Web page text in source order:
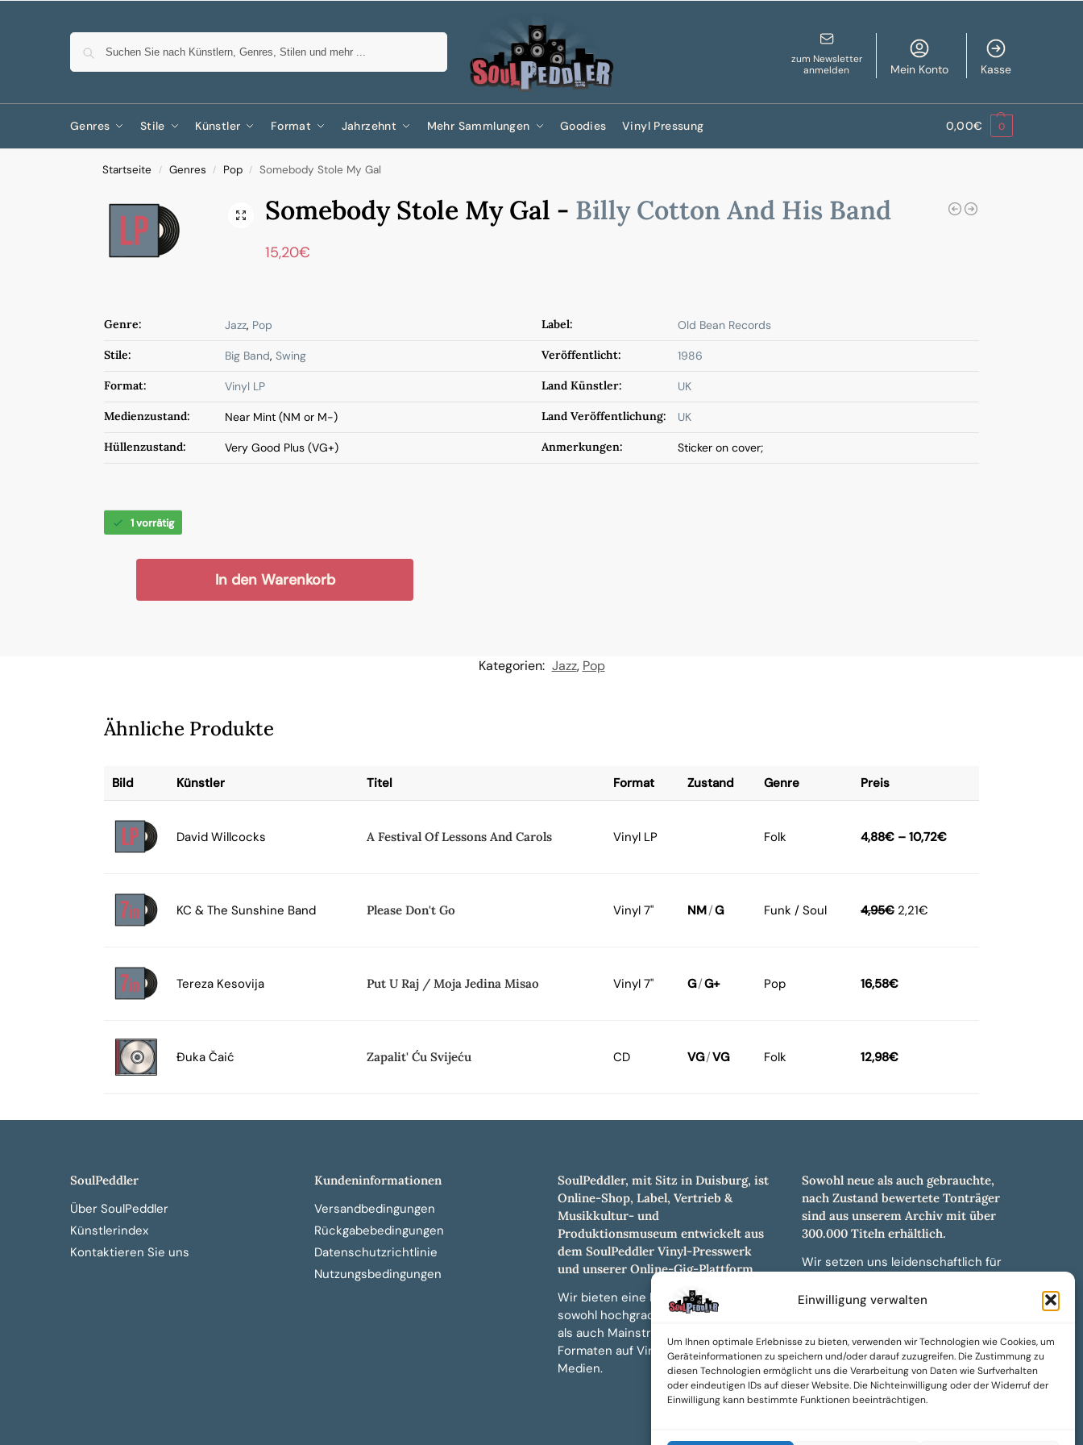
Einwilligung verwalten
Um Ihnen optimale Erlebnisse zu bieten, verwenden wir Technologien wie Cookies, um
Geräteinformationen zu speichern und/oder darauf zuzugreifen. Die Zustimmung zu
diesen Technologien ermöglicht uns die Verarbeitung von Daten wie Surfverhalten
oder eindeutigen IDs auf dieser Website. Die Nichteinwilligung oder der Widerruf der
Einwilligung kann bestimmte Funktionen beeinträchtigen.
zum Newsletter
anmelden
Mein Konto Kasse
Genres Stile Künstler Format Jahrzehnt Mehr Sammlungen Goodies Vinyl Pressung 0,00€ 0
Startseite / Genres / Pop / Somebody Stole My Gal
Somebody Stole My Gal - Billy Cotton And His Band
15,20€
Genre: Jazz, Pop
Stile: Big Band, Swing
Format: Vinyl LP
Medienzustand: Near Mint (NM or M-)
Hüllenzustand: Very Good Plus (VG+)
Label: Old Bean Records
Veröffentlicht: 1986
Land Künstler: UK
Land Veröffentlichung: UK
Anmerkungen: Sticker on cover;
1 vorrätig
In den Warenkorb
Kategorien: Jazz, Pop
Ähnliche Produkte
Bild Künstler Titel Format Zustand Genre Preis
David Willcocks A Festival Of Lessons And Carols Vinyl LP Folk 4,88€ – 10,72€
KC & The Sunshine Band Please Don't Go Vinyl 7" NM/G Funk / Soul 4,95€ 2,21€
Tereza Kesovija Put U Raj / Moja Jedina Misao Vinyl 7" G/G+ Pop 16,58€
Đuka Čaić Zapalit' Ću Svijeću CD VG/VG Folk 12,98€
SoulPeddler
Über SoulPeddler
Künstlerindex
Kontaktieren Sie uns
Kundeninformationen
Versandbedingungen
Rückgabebedingungen
Datenschutzrichtlinie
Nutzungsbedingungen
SoulPeddler, mit Sitz in Duisburg, ist
Online-Shop, Label, Vertrieb &
Musikkultur- und
Produktionsmuseum entwickelt aus
dem SoulPeddler Vinyl-Presswerk
und unserer Online-Gig-Plattform.
Wir bieten eine breite Auswahl an
sowohl hochgradig sammelwürdigen
als auch Mainstream-Titeln und -
Formaten auf Vinyl, CD und weiteren
Medien.
Sowohl neue als auch gebrauchte,
nach Zustand bewertete Tonträger
sind aus unserem Archiv mit über
300.000 Titeln erhältlich.
Wir setzen uns leidenschaftlich für
und bieten hochwertige,
Musikindustrie.
SoulPeddler Mailorder, Records &
Vinyl Production – DUBOX –